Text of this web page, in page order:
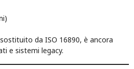
da ISO 16890, è ancora
e sistemi legacy.